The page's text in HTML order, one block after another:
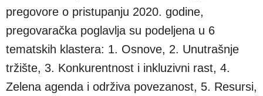
pregovore o pristupanju 2020. godine,
pregovaračka poglavlja su podeljena u 6
tematskih klastera: 1. Osnove, 2. Unutrašnje
tržište, 3. Konkurentnost i inkluzivni rast, 4.
Zelena agenda i održiva povezanost, 5. Resursi,